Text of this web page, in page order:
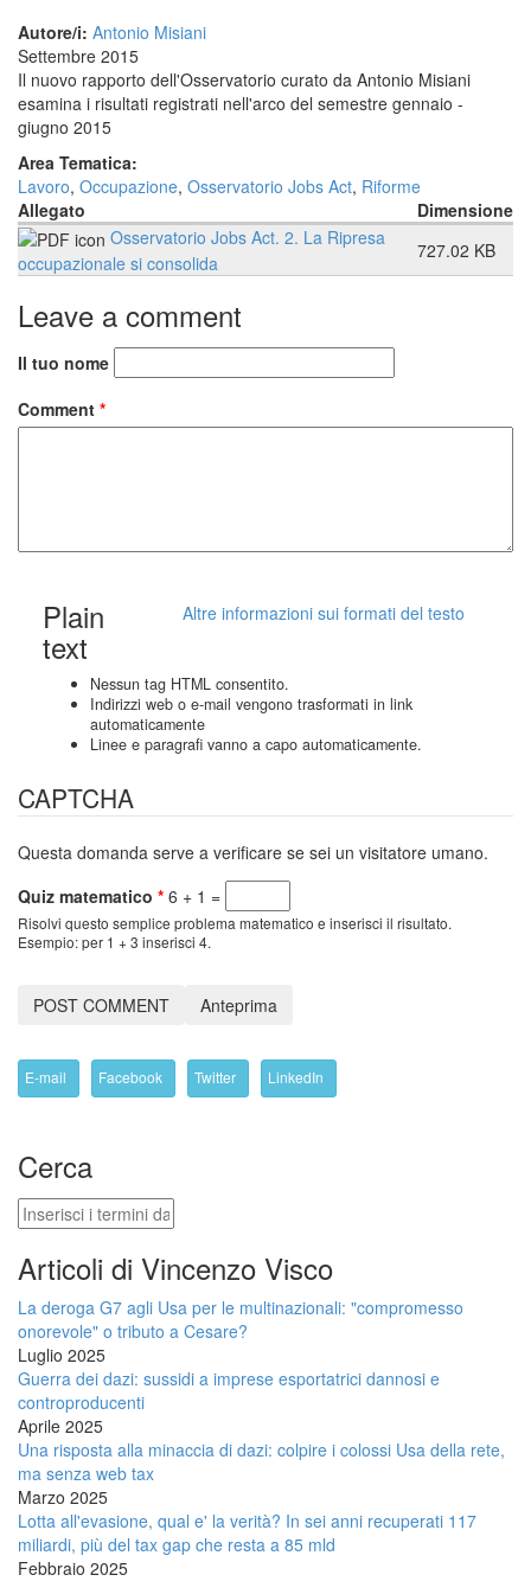
Autore/i: Antonio Misiani
Settembre 2015
Il nuovo rapporto dell'Osservatorio curato da Antonio Misiani
esamina i risultati registrati nell'arco del semestre gennaio -
giugno 2015
Area Tematica:
Lavoro, Occupazione, Osservatorio Jobs Act, Riforme
Allegato
Dimensione
Osservatorio Jobs Act. 2. La Ripresa
occupazionale si consolida
727.02 KB
Leave a comment
Il tuo nome
Comment *
Altre informazioni sui formati del testo
Plain
text
Nessun tag HTML consentito.
Indirizzi web o e-mail vengono trasformati in link
automaticamente
Linee e paragrafi vanno a capo automaticamente.
CAPTCHA
Questa domanda serve a verificare se sei un visitatore umano.
Quiz matematico * 6 + 1 =
Risolvi questo semplice problema matematico e inserisci il risultato.
Esempio: per 1 + 3 inserisci 4.
E-mail Facebook Twitter LinkedIn
Cerca
Cerca
Articoli di Vincenzo Visco
La deroga G7 agli Usa per le multinazionali: "compromesso
onorevole" o tributo a Cesare?
Luglio 2025
Guerra dei dazi: sussidi a imprese esportatrici dannosi e
controproducenti
Aprile 2025
Una risposta alla minaccia di dazi: colpire i colossi Usa della rete,
ma senza web tax
Marzo 2025
Lotta all'evasione, qual e' la verità? In sei anni recuperati 117
miliardi, più del tax gap che resta a 85 mld
Febbraio 2025